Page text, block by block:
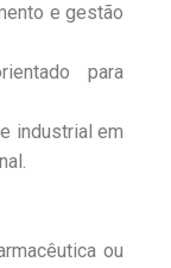
e gestão
para
industrial em
ou